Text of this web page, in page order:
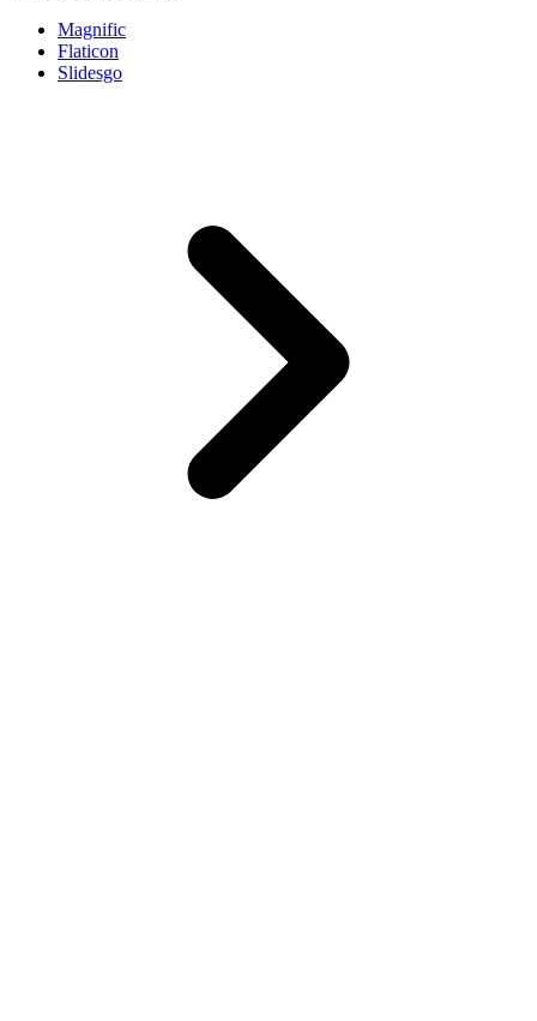
Magnific
Flaticon
Slidesgo